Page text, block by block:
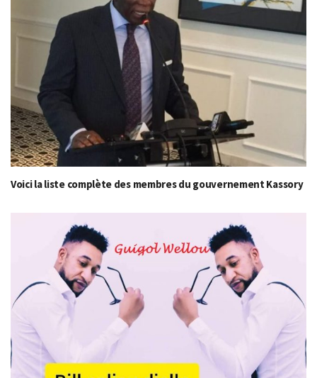
Voici la liste complète des membres du gouvernement Kassory